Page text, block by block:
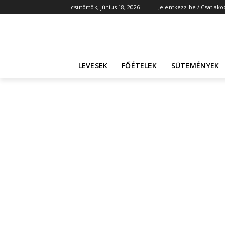
csütörtök, június 18, 2026 Jelentkezz be /
LEVESEK FŐÉTELEK SÜTEMÉNYEK